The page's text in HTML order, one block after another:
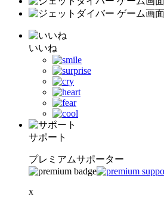
いいね
サポート
プレミアムサポーター
x